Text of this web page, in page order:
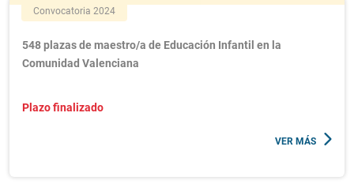
Convocatoria 2024
548 plazas de maestro/a de Educación Infantil en la
Comunidad Valenciana
Plazo finalizado
VER MÁS